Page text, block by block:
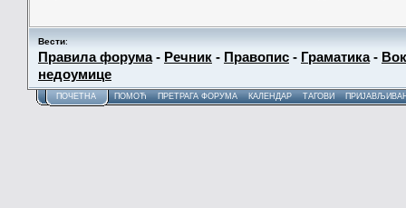
Вести:
Правила форума- Речник - Правопис - Граматика-
недоумице
ПОЧЕТНА ПОМОЋ ПРЕТРАГА ФОРУМА КАЛЕНДАР ТАГОВИ